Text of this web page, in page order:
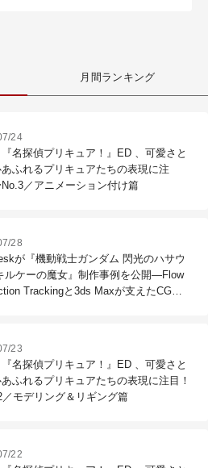
月間ランキング
24
名探偵プリキュア！』ED 、可愛さと
ふれるプリキュアたちの表現に注
／アニメーション付け篇
28
が『機動戦士ガンダム 閃光のハサウ
ルケーの魔女』制作事例を公開―Flow
Trackingと3ds Maxが支えたCG制
23
名探偵プリキュア！』ED 、可愛さと
ふれるプリキュアたちの表現に注目！
／モデリング＆リギング篇
22